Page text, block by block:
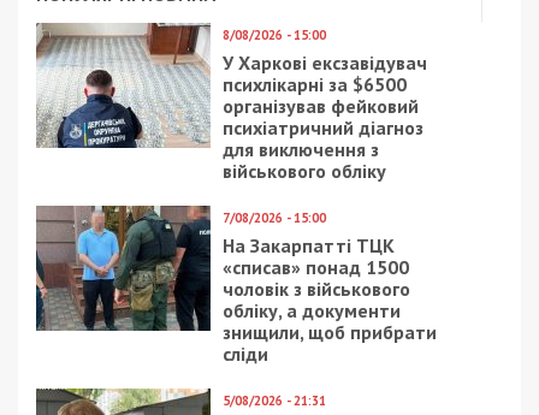
8/08/2026 - 15:00
У Харкові ексзавідувач
психлікарні за $6500
організував фейковий
психіатричний діагноз
для виключення з
військового обліку
7/08/2026 - 15:00
На Закарпатті ТЦК
«списав» понад 1500
чоловік з військового
обліку, а документи
знищили, щоб прибрати
сліди
5/08/2026 - 21:31